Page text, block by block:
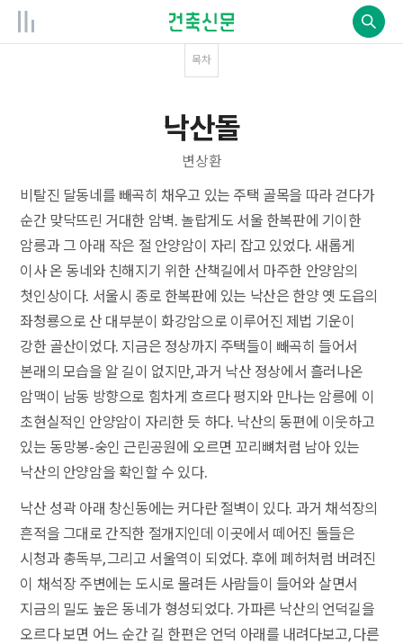
목차
낙산돌
변상환
비탈진 달동네를 빼곡히 채우고 있는 주택 골목을 따라 걷다가
순간 맞닥뜨린 거대한 암벽. 놀랍게도 서울 한복판에 기이한
암릉과 그 아래 작은 절 안양암이 자리 잡고 있었다. 새롭게
이사 온 동네와 친해지기 위한 산책길에서 마주한 안양암의
첫인상이다. 서울시 종로 한복판에 있는 낙산은 한양 옛 도읍의
좌청룡으로 산 대부분이 화강암으로 이루어진 제법 기운이
강한 골산이었다. 지금은 정상까지 주택들이 빼곡히 들어서
본래의 모습을 알 길이 없지만, 과거 낙산 정상에서 흘러나온
암맥이 남동 방향으로 힘차게 흐르다 평지와 만나는 암릉에 이
초현실적인 안양암이 자리한 듯 하다. 낙산의 동편에 이웃하고
있는 동망봉-숭인 근린공원에 오르면 꼬리뼈처럼 남아 있는
낙산의 안양암을 확인할 수 있다.
낙산 성곽 아래 창신동에는 커다란 절벽이 있다. 과거 채석장의
흔적을 그대로 간직한 절개지인데 이곳에서 떼어진 돌들은
시청과 총독부, 그리고 서울역이 되었다. 후에 폐허처럼 버려진
이 채석장 주변에는 도시로 몰려든 사람들이 들어와 살면서
지금의 밀도 높은 동네가 형성되었다. 가파른 낙산의 언덕길을
오르다 보면 어느 순간 길 한편은 언덕 아래를 내려다보고, 다른